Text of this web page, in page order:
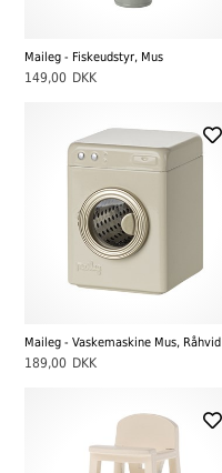
Maileg - Fiskeudstyr, Mus
149,00 DKK
Maileg - Vaskemaskine Mus, Råhvid
189,00 DKK